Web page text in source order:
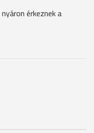
érkeznek a